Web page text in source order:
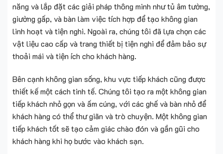
năng và lắp đặt các giải pháp thông minh như tủ âm tường,
giường gấp, và bàn làm việc tích hợp để tạo không gian
linh hoạt và tiện nghi. Ngoài ra, chúng tôi đã lựa chọn các
vật liệu cao cấp và trang thiết bị tiện nghi để đảm bảo sự
thoải mái và tiện ích cho khách hàng.
Bên cạnh không gian sống, khu vực tiếp khách cũng được
thiết kế một cách tinh tế. Chúng tôi tạo ra một không gian
tiếp khách nhỏ gọn và ấm cúng, với các ghế và bàn nhỏ để
khách hàng có thể thư giãn và trò chuyện. Một không gian
tiếp khách tốt sẽ tạo cảm giác chào đón và gần gũi cho
khách hàng khi họ bước vào khách sạn.